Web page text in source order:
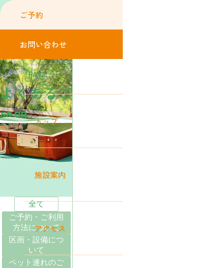
トップ
施設案内
アクセス
ご予約
お問い合わせ
FAQ
よくあるご
質問
全て
ご予約・ご利用
方法について
区画・設備につ
いて
ペット連れのご